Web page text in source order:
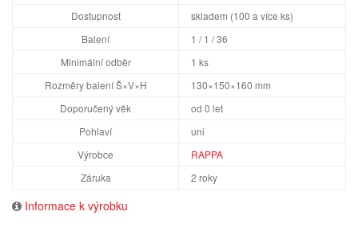
Dostupnost
skladem (100 a více ks)
Balení
1 / 1 / 36
Minimální odběr
1 ks
Rozměry balení Š×V×H
130×150×160 mm
Doporučený věk
od 0 let
Pohlaví
uni
Výrobce
RAPPA
Záruka
2 roky
Informace k výrobku